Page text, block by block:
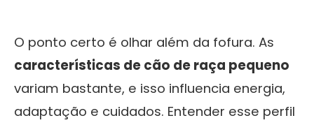
O ponto certo é olhar além da fofura. As
características de cão de raça pequeno
variam bastante, e isso influencia energia,
adaptação e cuidados. Entender esse perfil